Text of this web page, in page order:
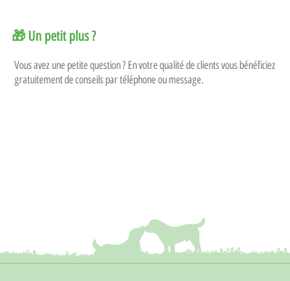
🎁 Un petit plus ?
Vous avez une petite question ? En votre qualité de clients vous bénéficiez
gratuitement de conseils par téléphone ou message.